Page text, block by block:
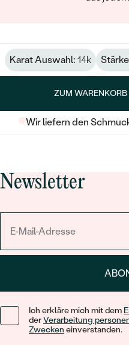
Karat Auswahl: 14k
ZUM
Wir liefern den
Newsletter
Ich erkläre mich mit dem
derVerarbeitung
Zwecken einverstanden.